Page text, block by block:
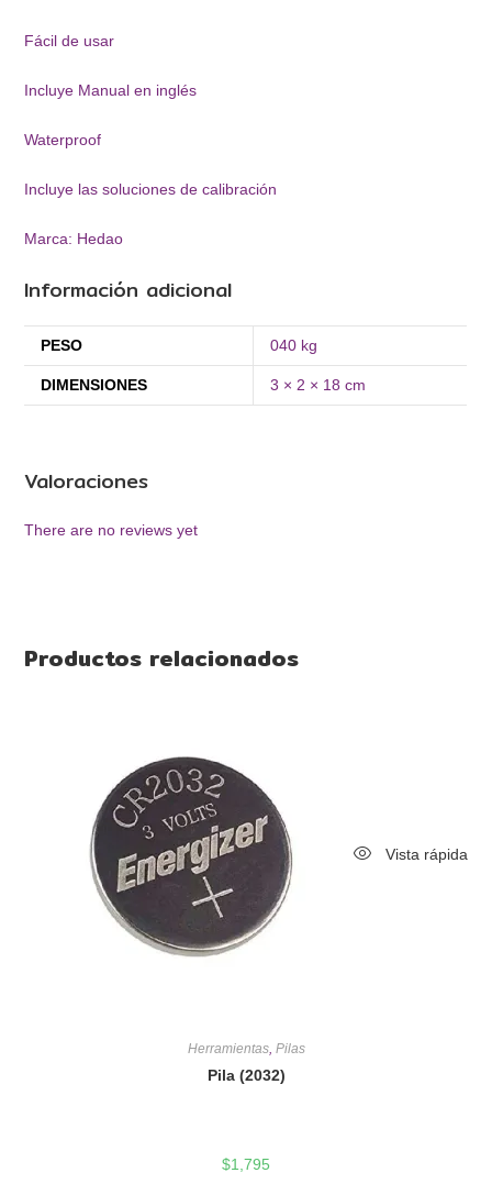
Fácil de usar
Incluye Manual en inglés
Waterproof
Incluye las soluciones de calibración
Marca: Hedao
Información adicional
PESO 040 kg
DIMENSIONES 3 × 2 × 18 cm
Valoraciones
There are no reviews yet
Productos relacionados
Vista rápida
Herramientas, Pilas
Pila (2032)
$1,795